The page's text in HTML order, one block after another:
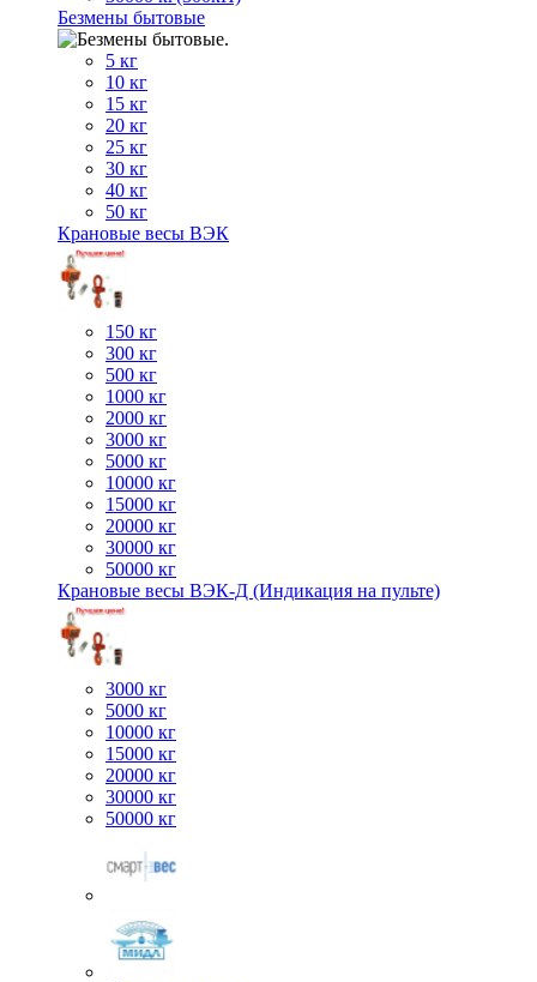
Безмены бытовые
5 кг
10 кг
15 кг
20 кг
25 кг
30 кг
40 кг
50 кг
Крановые весы ВЭК
150 кг
300 кг
500 кг
1000 кг
2000 кг
3000 кг
5000 кг
10000 кг
15000 кг
20000 кг
30000 кг
50000 кг
Крановые весы ВЭК-Д (Индикация на пульте)
3000 кг
5000 кг
10000 кг
15000 кг
20000 кг
30000 кг
50000 кг